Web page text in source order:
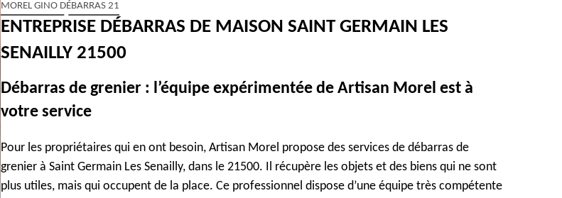
MOREL GINO DÉBARRAS 21
ENTREPRISE DÉBARRAS DE MAISON SAINT GERMAIN LES
SENAILLY 21500
Débarras de grenier : l’équipe expérimentée de Artisan Morel est à
votre service
Pour les propriétaires qui en ont besoin, Artisan Morel propose des services de débarras de
grenier à Saint Germain Les Senailly, dans le 21500. Il récupère les objets et des biens qui ne sont
plus utiles, mais qui occupent de la place. Ce professionnel dispose d’une équipe très compétente